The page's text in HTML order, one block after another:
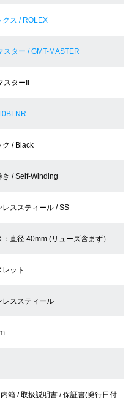
ご希望の方
クス / ROLEX
スター / GMT-MASTER
スターII
ク / Black
き / Self-Winding
レススティール / SS
：直径 40mm (リューズ含まず）
レット
レススティール
箱 / 取扱説明書 / 保証書(発行日付